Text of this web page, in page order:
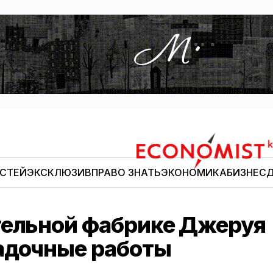
Economist.kg
ЭКСКЛЮЗИВПРАВО ЗНАТЬЭКОНОМИКАБИЗНЕС
фабрике Джеруя
работы